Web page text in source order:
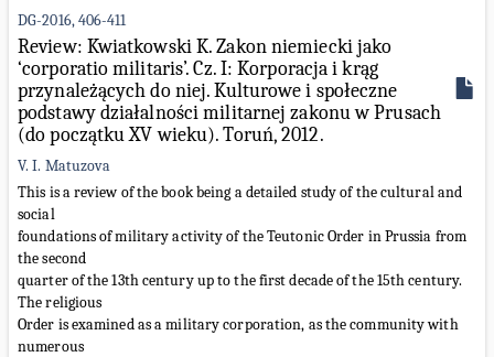
DG-2016, 406-411
Review: Kwiatkowski K. Zakon niemiecki jako
‘corporatio militaris’. Cz. I: Korporacja i krąg
przynależących do niej. Kulturowe i społeczne
podstawy działalności militarnej zakonu w Prusach
(do początku XV wieku). Toruń, 2012.
V. I. Matuzova
This is a review of the book being a detailed study of the cultural and
social
foundations of military activity of the Teutonic Order in Prussia from
the second
quarter of the 13th century up to the first decade of the 15th century.
The religious
Order is examined as a military corporation, as the community with
numerous